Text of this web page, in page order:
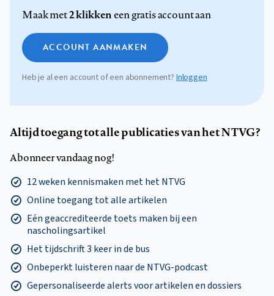
Maak met2 klikkeneen gratis account aan
ACCOUNT AANMAKEN
Heb je al een account of een abonnement? Inloggen
Altijd toegang tot alle publicaties van het NTVG?
Abonneer vandaag nog!
12 weken kennismaken met het NTVG
Online toegang tot alle artikelen
Eén geaccrediteerde toets maken bij een
nascholingsartikel
Het tijdschrift 3 keer in de bus
Onbeperkt luisteren naar de NTVG-podcast
Gepersonaliseerde alerts voor artikelen en dossiers